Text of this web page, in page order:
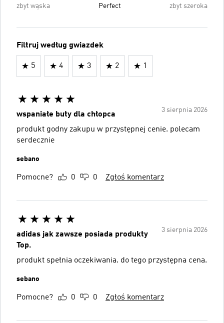
zbyt wąska Perfect zbyt szeroka
Filtruj według gwiazdek
5 4 3 2 1
3 sierpnia 2026
wspaniałe buty dla chłopca
produkt godny zakupu w przystępnej cenie. polecam
serdecznie
sebano
Pomocne? 0 0 Zgłoś komentarz
3 sierpnia 2026
adidas jak zawsze posiada produkty
Top.
produkt spełnia oczekiwania. do tego przystępna cena.
sebano
Pomocne? 0 0 Zgłoś komentarz